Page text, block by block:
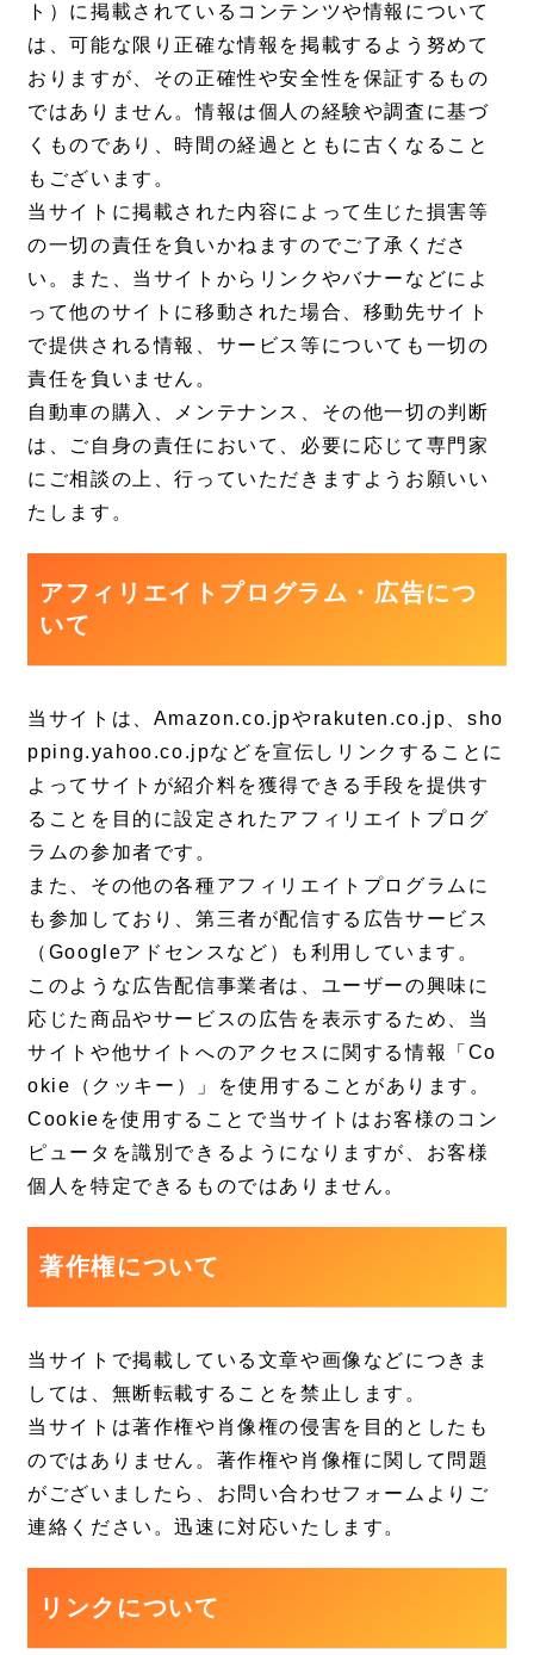
ト）に掲載されているコンテンツや情報について
は、可能な限り正確な情報を掲載するよう努めて
おりますが、その正確性や安全性を保証するもの
ではありません。情報は個人の経験や調査に基づ
くものであり、時間の経過とともに古くなること
もございます。
当サイトに掲載された内容によって生じた損害等
の一切の責任を負いかねますのでご了承くださ
い。また、当サイトからリンクやバナーなどによ
って他のサイトに移動された場合、移動先サイト
で提供される情報、サービス等についても一切の
責任を負いません。
自動車の購入、メンテナンス、その他一切の判断
は、ご自身の責任において、必要に応じて専門家
にご相談の上、行っていただきますようお願いい
たします。
アフィリエイトプログラム・広告につ
いて
当サイトは、Amazon.co.jpやrakuten.co.jp、sho
pping.yahoo.co.jpなどを宣伝しリンクすることに
よってサイトが紹介料を獲得できる手段を提供す
ることを目的に設定されたアフィリエイトプログ
ラムの参加者です。
また、その他の各種アフィリエイトプログラムに
も参加しており、第三者が配信する広告サービス
（Googleアドセンスなど）も利用しています。
このような広告配信事業者は、ユーザーの興味に
応じた商品やサービスの広告を表示するため、当
サイトや他サイトへのアクセスに関する情報「Co
okie（クッキー）」を使用することがあります。
Cookieを使用することで当サイトはお客様のコン
ピュータを識別できるようになりますが、お客様
個人を特定できるものではありません。
著作権について
当サイトで掲載している文章や画像などにつきま
しては、無断転載することを禁止します。
当サイトは著作権や肖像権の侵害を目的としたも
のではありません。著作権や肖像権に関して問題
がございましたら、お問い合わせフォームよりご
連絡ください。迅速に対応いたします。
リンクについて